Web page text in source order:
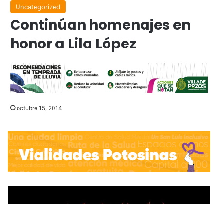
Uncategorized
Continúan homenajes en
honor a Lila López
octubre 15, 2014